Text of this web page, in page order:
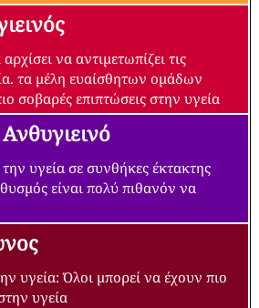
να αντιμετωπίζει τις
τα μέλη ευαίσθητων ομάδων
σοβαρές επιπτώσεις στην υγεία
υγεία σε συνθήκες έκτακτης
είναι πολύ πιθανόν να
υγεία: Όλοι μπορεί να έχουν πιο
υγεία